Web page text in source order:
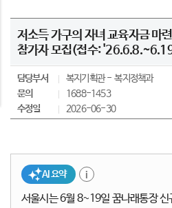
저소득 가구의 자녀 교육자금 마
참가자 모집(접수:
담당부서 복지기획관
복지정책과
문의
1688-1453
수정일
2026-06-30
AI 요약
서울시는 6월 8~19일 꿈나래통장 신